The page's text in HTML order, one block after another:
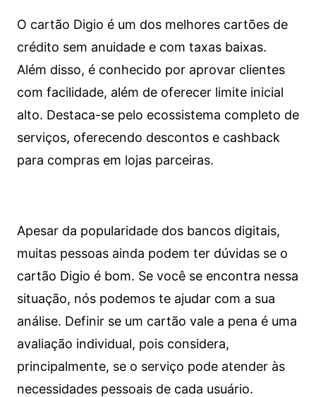
O cartão Digio é um dos melhores cartões de
crédito sem anuidade e com taxas baixas.
Além disso, é conhecido por aprovar clientes
com facilidade, além de oferecer limite inicial
alto. Destaca-se pelo ecossistema completo de
serviços, oferecendo descontos e cashback
para compras em lojas parceiras.
Apesar da popularidade dos bancos digitais,
muitas pessoas ainda podem ter dúvidas se o
cartão Digio é bom. Se você se encontra nessa
situação, nós podemos te ajudar com a sua
análise. Definir se um cartão vale a pena é uma
avaliação individual, pois considera,
principalmente, se o serviço pode atender às
necessidades pessoais de cada usuário.